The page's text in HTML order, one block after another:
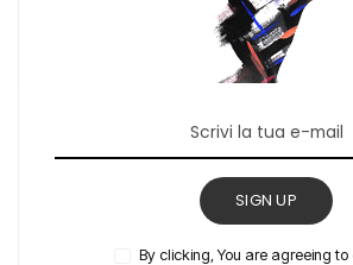
SIGN UP
By clicking, You are agreeing to